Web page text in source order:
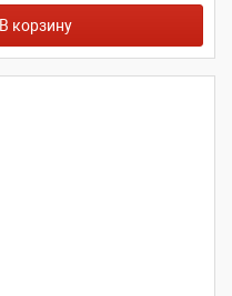
В корзину